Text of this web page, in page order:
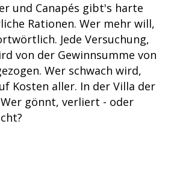
und Canapés gibt's harte
Rationen. Wer mehr will,
Jede Versuchung,
von der Gewinnsumme von
Wer schwach wird,
Kosten aller. In der Villa der
gönnt, verliert - oder